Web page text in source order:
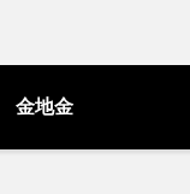
金地金